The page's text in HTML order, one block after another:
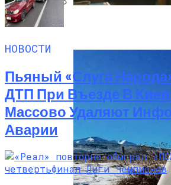
НОВОСТИ
Пьяный «слуга
ДТП При Въезде В
Массово Удаляют
Аварии